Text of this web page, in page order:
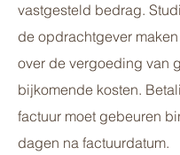
vastgesteld bedrag.
de opdrachtgever
over de vergoeding van
bijkomende kosten.
factuur moet gebeuren
dagen na factuurdatum.